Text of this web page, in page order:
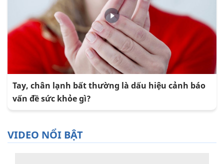
Tay, chân lạnh bất thường là dấu hiệu cảnh báo
vấn đề sức khỏe gì?
VIDEO NỔI BẬT